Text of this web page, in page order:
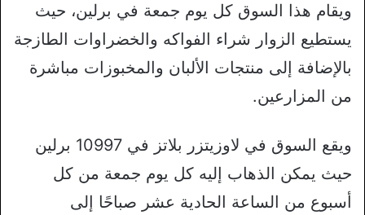
ويقام هذا السوق كل يوم جمعة في برلين، حيث
يستطيع الزوار شراء الفواكه والخضراوات الطازجة
بالإضافة إلى منتجات الألبان والمخبوزات مباشرة
من المزارعين.
ويقع السوق في لاوزيتزر بلاتز في 10997 برلين
حيث يمكن الذهاب إليه كل يوم جمعة من كل
أسبوع من الساعة الحادية عشر صباحًا إلى